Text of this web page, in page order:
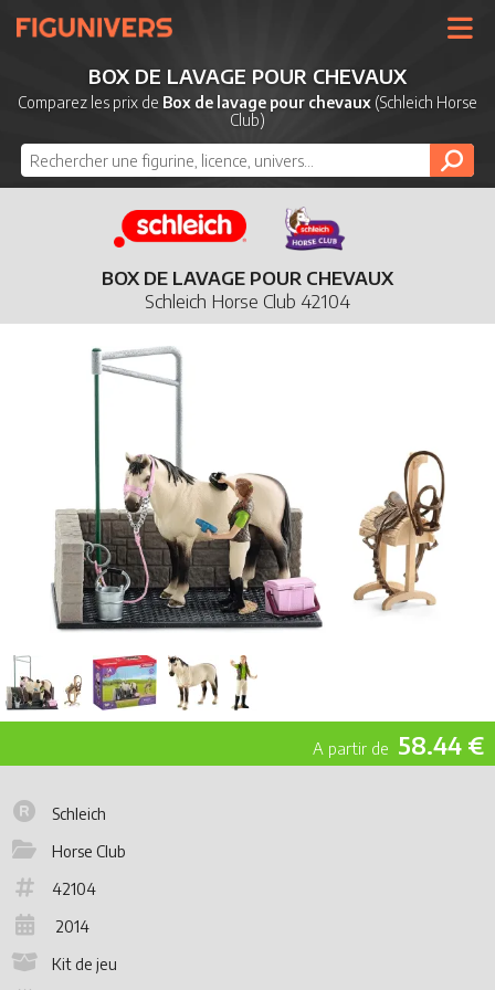
UNIVERS
LICENCES
MARQUES
NOUVEAUTÉS
DERNIERS AJOUTS
BOX DE LAVAGE POUR CHEVAUX
Comparez les prix de Box de lavage pour chevaux (Schleich Horse
Club)
BOX DE LAVAGE POUR CHEVAUX
Schleich Horse Club 42104
58.44 €
Schleich
Horse Club
42104
2014
Kit de jeu